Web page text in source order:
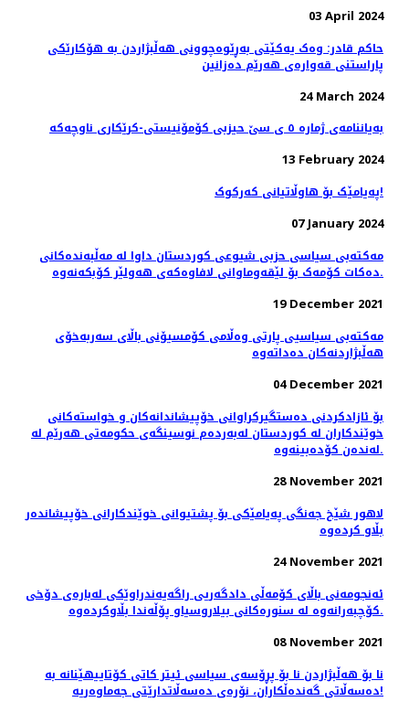
03 April 2024
حاکم قادر: وەک یەکێتی بەڕێوەچوونی هەڵبژاردن بە هۆکارێکی
پاراستنی قەوارەی هەرێم دەزانین
24 March 2024
بەیاننامەی ژمارە ٥ ی سێ حیزبی کۆمۆنیستی-کرێکاری ناوچەکە
13 February 2024
پەیامێک بۆ هاوڵاتیانی کەرکوک!
07 January 2024
مەکتەبی سیاسی حزبی شیوعی کوردستان داوا لە مەڵبەندەکانی
دەکات کۆمەک بۆ لێقەوماوانی لافاوەکەی هەولێر کۆبکەنەوە.
19 December 2021
مەكتەبی سیاسیی پارتی وەڵامی كۆمسیۆنی باڵای سەربەخۆی
ھەڵبژاردنەكان دەداتەوە
04 December 2021
بۆ ئازادکردنی دەستگیرکراوانی خۆپیشاندانەکان و خواستەکانی
خوێندکاران لە کوردستان لەبەردەم نوسینگەی حکومەتی هەرێم لە
لەندەن کۆدەبینەوە.
28 November 2021
لاهور شێخ جەنگی پەیامێکی بۆ پشتیوانی خوێندکارانی خۆپیشاندەر
بڵاو کردەوە
24 November 2021
ئه‌نجومه‌نی باڵای كۆمه‌ڵی دادگه‌ریی راگه‌یه‌ندراوێكی له‌باره‌ی دۆخی
كۆچبه‌رانه‌وه‌ له‌ سنوره‌كانی بیلاروسیاو پۆڵه‌ندا بڵاوكرده‌وه‌.
08 November 2021
نا بۆ هەڵبژاردن نا بۆ پڕۆسەی سیاسی ئیتر کاتی کۆتاییهێنانە بە
دەسەڵاتی گەندەڵکاران، نۆرەی دەسەڵاتدارێتی جەماوەریە!